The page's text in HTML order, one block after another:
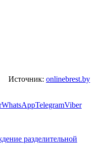
Источник: onlinebrest.by
WhatsAppTelegramViber
разделительной